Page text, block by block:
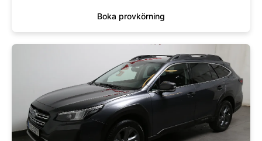
Boka provkörning